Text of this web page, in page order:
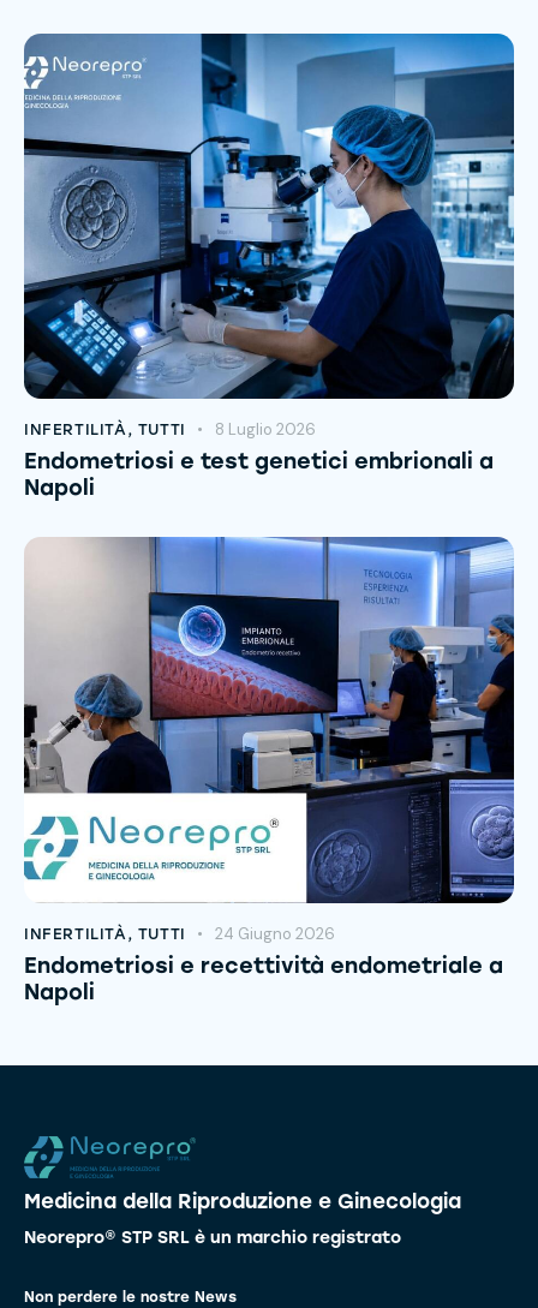
INFERTILITÀ, TUTTI 8 Luglio 2026
Endometriosi e test genetici embrionali a
Napoli
INFERTILITÀ , TUTTI 24 Giugno 2026
Endometriosi e recettività endometriale a
Napoli
Medicina della Riproduzione e Ginecologia
Neorepro® STP SRL è un marchio registrato
Non perdere le nostre News